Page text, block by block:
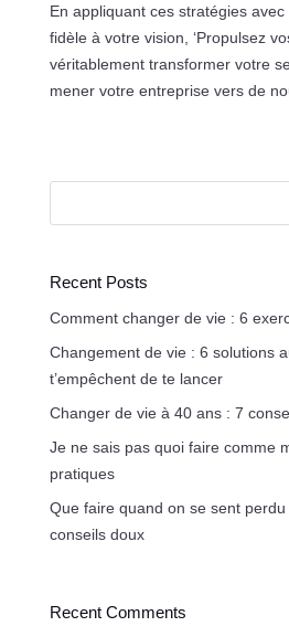
En appliquant ces stratégies
fidèle à votre vision, ‘Propulsez
véritablement transformer votre
mener votre entreprise vers de
Recent Posts
Comment changer de vie : 6
Changement de vie : 6 solutions
t’empêchent de te lancer
Changer de vie à 40 ans : 7
Je ne sais pas quoi faire comme
pratiques
Que faire quand on se sent
conseils doux
Recent Comments